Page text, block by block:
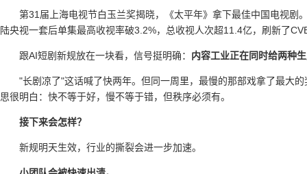
第31届上海电视节白玉兰奖揭晓，《太平年》拿下最佳中国电视剧
陆央视一套后单集最高收视率破3.2%，总收视人次超11.4亿，刷新了
跟AI短剧新规放在一块看，信号挺明确： 内容工业正在同时给两种
"长剧凉了"这话喊了快两年。但同一周里，最慢的那部戏拿了最大
思很明白：快不等于好，慢不等于错，但秩序必须有。
接下来会怎样？
新规明天生效，行业的撕裂会进一步加速。